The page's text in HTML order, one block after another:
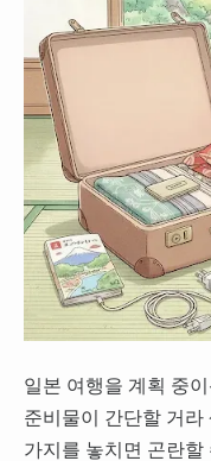
일본 여행을 계획 중
준비물이 간단할 거라
가지를 놓치면 곤란할